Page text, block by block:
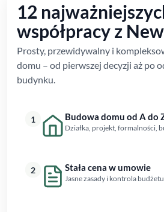
12
współpracy z
Prosty, przewidywalny i
domu – od pierwszej decyzji aż po
budynku.
1 Budowa domu od A do
Działka, projekt, formalności,
2 Stała cena w umowie
Jasne zasady i kontrola